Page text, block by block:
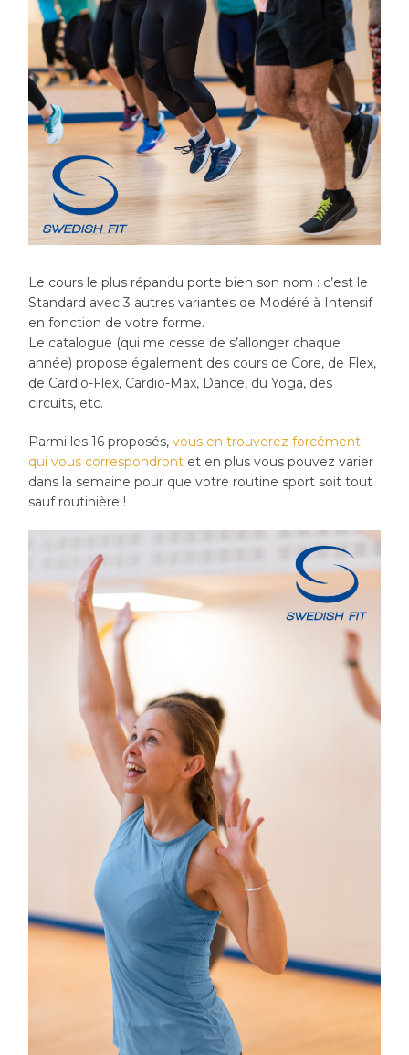
Le cours le plus répandu porte bien son nom : c’est le
Standard avec 3 autres variantes de Modéré à Intensif
en fonction de votre forme.
Le catalogue (qui me cesse de s’allonger chaque
année) propose également des cours de Core, de Flex,
de Cardio-Flex, Cardio-Max, Dance, du Yoga, des
circuits, etc.
Parmi les 16 proposés,vous en trouverez forcément
qui vous correspondront et en plus vous pouvez varier
dans la semaine pour que votre routine sport soit tout
sauf routinière !